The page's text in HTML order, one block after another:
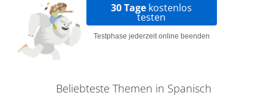
30 Tage kostenlos
testen
Testphase jederzeit online beenden
Beliebteste Themen in Spanisch